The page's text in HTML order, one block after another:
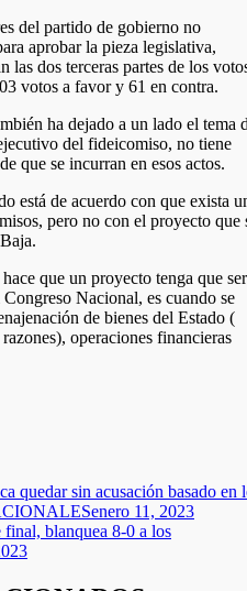
del partido de gobierno no
aprobar la pieza legislativa,
las dos terceras partes de los
votos a favor y 61 en contra.
ha dejado a un lado el tema
del fideicomiso, no tiene
que se incurran en esos actos.
está de acuerdo con que exista
pero no con el proyecto que
que un proyecto tenga que ser
Nacional, es cuando se
de bienes del Estado (
operaciones financieras
quedar sin acusación basado en
enero 11, 2023
blanquea 8-0 a los